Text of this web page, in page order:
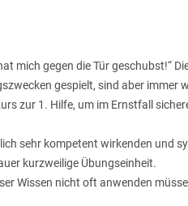
mich gegen die Tür geschubst!“
gespielt, sind aber immer
zur 1. Hilfe, um im Ernstfall
sehr kompetent wirkenden und
kurzweilige Übungseinheit.
Wissen nicht oft anwenden